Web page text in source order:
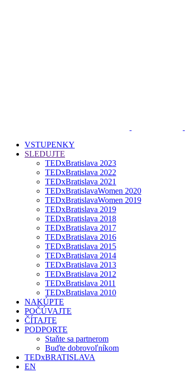
VSTUPENKY
SLEDUJTE
TEDxBratislava 2023
TEDxBratislava 2022
TEDxBratislava 2021
TEDxBratislavaWomen 2020
TEDxBratislavaWomen 2019
TEDxBratislava 2019
TEDxBratislava 2018
TEDxBratislava 2017
TEDxBratislava 2016
TEDxBratislava 2015
TEDxBratislava 2014
TEDxBratislava 2013
TEDxBratislava 2012
TEDxBratislava 2011
TEDxBratislava 2010
NAKÚPTE
POČÚVAJTE
ČÍTAJTE
PODPORTE
Staňte sa partnerom
Buďte dobrovoľníkom
TEDxBRATISLAVA
EN